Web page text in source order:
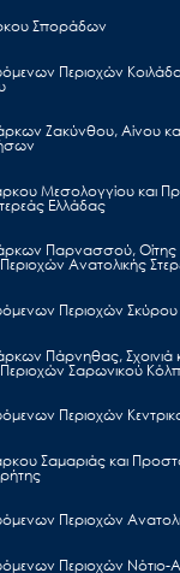
Σποράδων
Περιοχών
Ζακύνθου, Αίνου
Μεσολογγίου και
Ελλάδας
Παρνασσού, Οίτης
Ανατολικής
Περιοχών Σκύρου
Πάρνηθας, Σχοινιά
Σαρωνικού
Περιοχών
Σαμαριάς και
Περιοχών
Περιοχών Νότιο-
Δελτία
Περιβάλλοντος και
στους δρόμους
δρόμου